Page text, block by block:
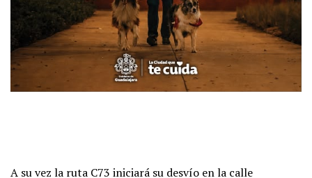
A su vez la ruta C73 iniciará su desvío en la calle